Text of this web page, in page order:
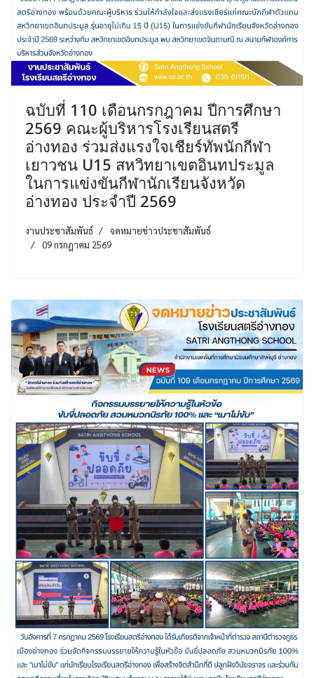
ฉบับที่ 110 เดือนกรกฎาคม ปีการศึกษา
2569 คณะผู้บริหารโรงเรียนสตรี
อ่างทอง ร่วมส่งแรงใจเชียร์ทัพนักกีฬา
เยาวชน U15 สหวิทยาเขตอินทประมูล
ในการแข่งขันกีฬานักเรียนจังหวัด
อ่างทอง ประจำปี 2569
งานประชาสัมพันธ์
จดหมายข่าวประชาสัมพันธ์
09 กรกฎาคม 2569